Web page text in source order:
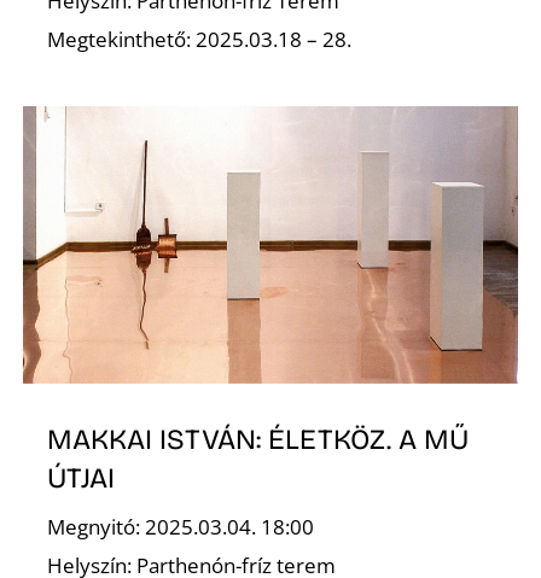
Megtekinthető: 2025.03.18 – 28.
MAKKAI ISTVÁN: ÉLETKÖZ. A MŰ
ÚTJAI
Megnyitó: 2025.03.04. 18:00
Helyszín: Parthenón-fríz terem